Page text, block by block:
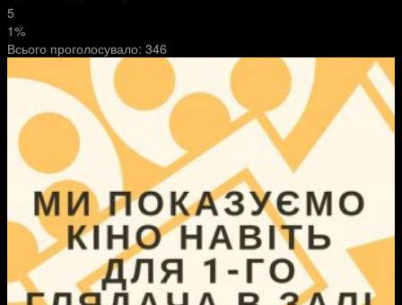
5
1%
Всього проголосувало: 346